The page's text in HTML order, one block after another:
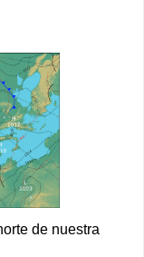
de nuestra